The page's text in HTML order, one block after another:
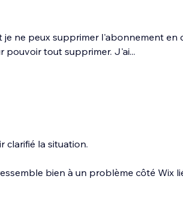
ne peux supprimer l'abonnement en
pouvoir tout supprimer. J'ai...
clarifié la situation.
bien à un problème côté Wix